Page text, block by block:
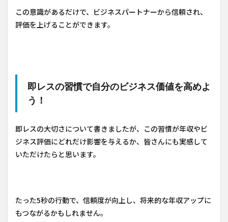
この意識があるだけで、ビジネスパートナーから信頼され、
評価を上げることができます。
即レスの習慣で自分のビジネス価値を高めよ
う！
即レスの大切さについて書きましたが、この習慣が年収やビ
ジネス評価にどれだけ影響を与えるか、皆さんにも実感して
いただけたらと思います。
たった5秒の行動で、信頼度が向上し、将来的な年収アップに
もつながるかもしれません。